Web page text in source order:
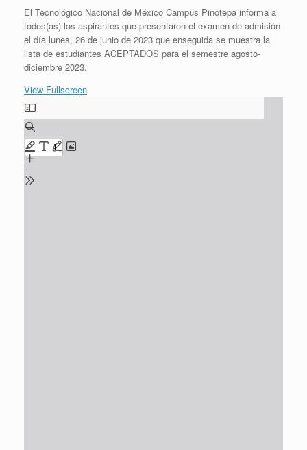
El Tecnológico Nacional de México Campus Pinotepa informa a
todos(as) los aspirantes que presentaron el examen de admisión
el día lunes, 26 de junio de 2023 que enseguida se muestra la
lista de estudiantes ACEPTADOS para el semestre agosto-
diciembre 2023.
View Fullscreen